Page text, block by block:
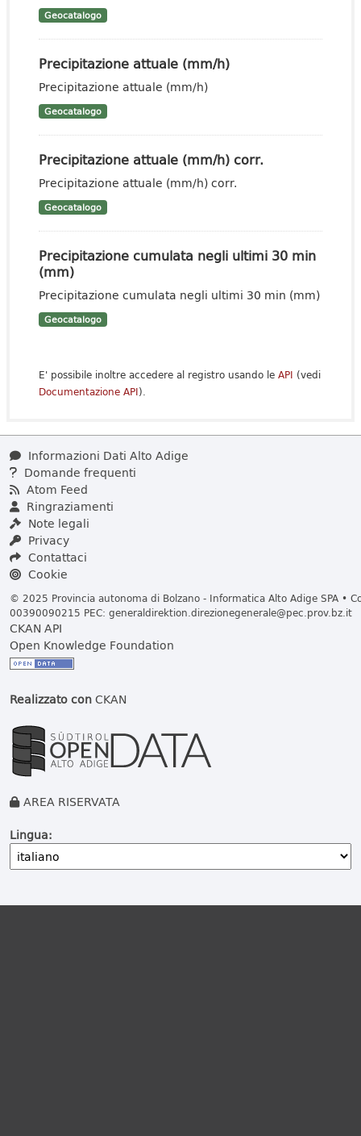
Geocatalogo
Precipitazione attuale (mm/h)
Precipitazione attuale (mm/h)
Geocatalogo
Precipitazione attuale (mm/h) corr.
Precipitazione attuale (mm/h) corr.
Geocatalogo
Precipitazione cumulata negli ultimi 30 min
(mm)
Precipitazione cumulata negli ultimi 30 min (mm)
Geocatalogo
E' possibile inoltre accedere al registro usando le API (vedi
Documentazione API).
Informazioni Dati Alto Adige
Domande frequenti
Atom Feed
Ringraziamenti
Note legali
Privacy
Contattaci
Cookie
© 2025 Provincia autonoma di Bolzano - Informatica Alto Adige SPA •
00390090215 PEC: generaldirektion.direzionegenerale@pec.prov.bz.it
CKAN API
Open Knowledge Foundation
Realizzato conCKAN
AREA RISERVATA
Lingua